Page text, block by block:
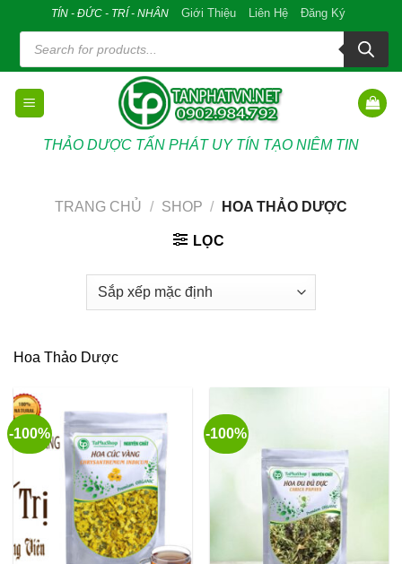
content
TÍN - ĐỨC - TRÍ - NHÂN Giới Thiệu Liên Hệ Đăng Ký
Tìm
kiếm
sản
phẩm
THẢO DƯỢC TẤN PHÁT UY TÍN TẠO NIÊM TIN
TRANG CHỦ / SHOP / HOA THẢO DƯỢC
LỌC
Hoa Thảo Dược
-100% -100%